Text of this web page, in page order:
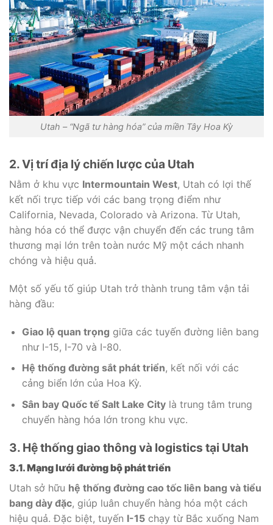
Utah – “Ngã tư hàng hóa” của miền Tây Hoa Kỳ
2. Vị trí địa lý chiến lược của Utah
Nằm ở khu vực Intermountain West, Utah có lợi thế
kết nối trực tiếp với các bang trọng điểm như
California, Nevada, Colorado và Arizona. Từ Utah,
hàng hóa có thể được vận chuyển đến các trung tâm
thương mại lớn trên toàn nước Mỹ một cách nhanh
chóng và hiệu quả.
Một số yếu tố giúp Utah trở thành trung tâm vận tải
hàng đầu:
Giao lộ quan trọng giữa các tuyến đường liên bang
như I-15, I-70 và I-80.
Hệ thống đường sắt phát triển, kết nối với các
cảng biển lớn của Hoa Kỳ.
Sân bay Quốc tế Salt Lake Citylà trung tâm trung
chuyển hàng hóa lớn trong khu vực.
3. Hệ thống giao thông và logistics tại Utah
3.1. Mạng lưới đường bộ phát triển
Utah sở hữu hệ thống đường cao tốc liên bang và tiểu
bang dày đặc, giúp luân chuyển hàng hóa một cách
hiệu quả. Đặc biệt, tuyến I-15 chạy từ Bắc xuống Nam